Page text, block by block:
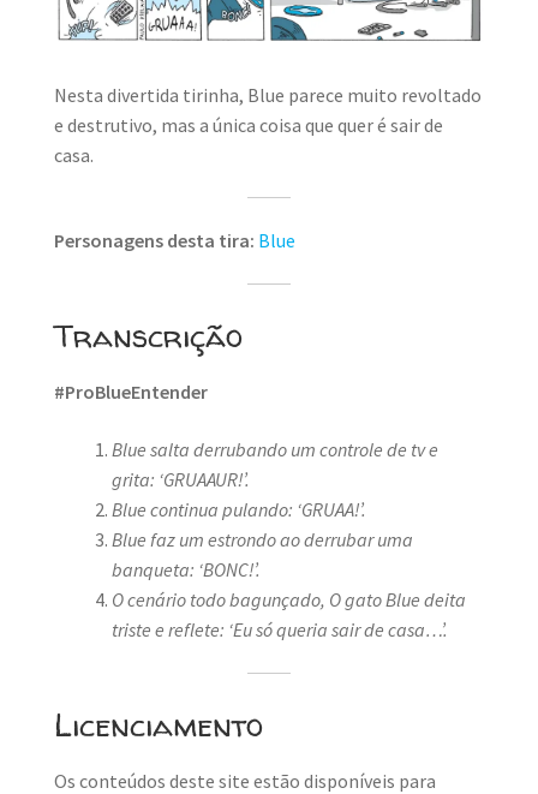
MINHA CONTA
CARRINHO
Search
for:
Nesta divertida tirinha, Blue parece muito revoltado
e destrutivo, mas a única coisa que quer é sair de
casa.
Personagens desta tira: Blue
Transcrição
#ProBlueEntender
Blue salta derrubando um controle de tv e
grita: ‘GRUAAUR!’.
Blue continua pulando: ‘GRUAA!’.
Blue faz um estrondo ao derrubar uma
banqueta: ‘BONC!’.
O cenário todo bagunçado, O gato Blue deita
triste e reflete: ‘Eu só queria sair de casa…’.
Licenciamento
Os conteúdos deste site estão disponíveis para